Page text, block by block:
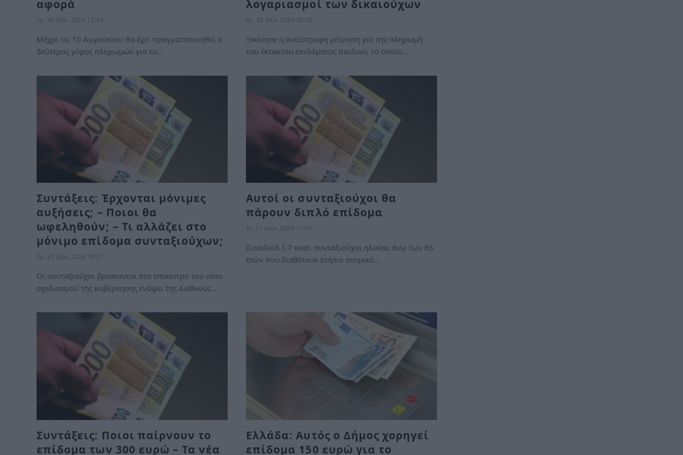
αφορά
Τρ, 30 Ιούν 2026 13:14
Μέχρι τις 10 Αυγούστου θα έχει πραγματοποιηθεί ο
δεύτερος γύρος πληρωμών για το…
λογαριασμοί των δικαιούχων
Δε, 29 Ιούν 2026 20:10
Ξεκίνησε η αντίστροφη μέτρηση για την πληρωμή
του έκτακτου επιδόματος παιδιού, το οποίο…
Συντάξεις: Έρχονται μόνιμες
αυξήσεις; – Ποιοι θα
ωφεληθούν; – Τι αλλάζει στο
μόνιμο επίδομα συνταξιούχων;
Τρ, 23 Ιούν 2026 18:21
Οι συνταξιούχοι βρίσκονται στο επίκεντρο του νέου
σχεδιασμού της κυβέρνησης ενόψει της Διεθνούς…
Αυτοί οι συνταξιούχοι θα
πάρουν διπλό επίδομα
Τε, 17 Ιούν 2026 11:45
Συνολικά 1,7 εκατ. συνταξιούχοι ηλικίας άνω των 65
ετών που διαθέτουν ετήσιο ατομικό…
Συντάξεις: Ποιοι παίρνουν το
επίδομα των 300 ευρώ – Τα νέα
Ελλάδα: Αυτός ο Δήμος χορηγεί
επίδομα 150 ευρώ για το